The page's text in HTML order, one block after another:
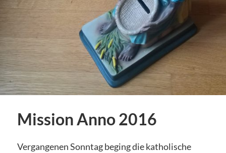
Mission Anno 2016
Vergangenen Sonntag beging die katholische